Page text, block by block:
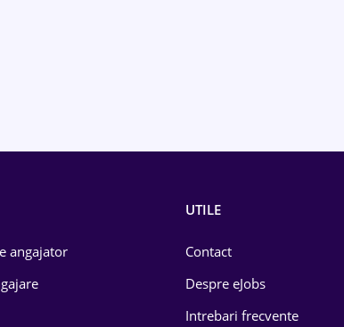
angajator
UTILE
Contact
Despre eJobs
Intrebari frecvente